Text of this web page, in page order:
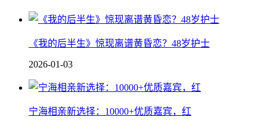
《我的后半生》惊现离谱黄昏恋？48岁护士
2026-01-03
宁海相亲新选择：10000+优质嘉宾，红